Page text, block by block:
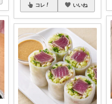
コレ いいね